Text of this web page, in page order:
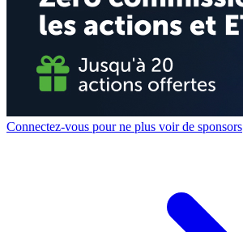
Connectez-vous pour ne plus voir de sponsors